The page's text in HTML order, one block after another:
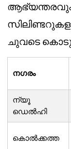
ചുവടെ
നഗരം
ന്യൂ
ഡെൽഹി
കൊൽക്കത്ത